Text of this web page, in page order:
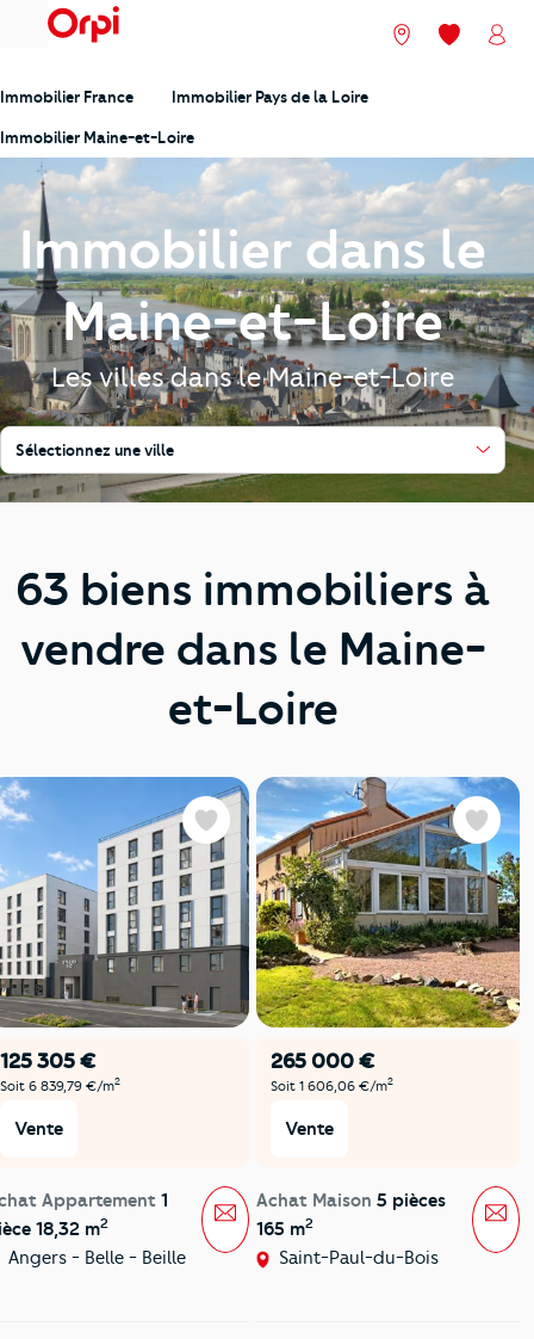
menu Nos agences
Mes
Immobilier France Immobilier Pays de la Loire
Immobilier Maine-et-Loire
Immobilier dans le
Maine-et-Loire
Les villes dans le Maine-et-Loire
Sélectionnez une ville
63 biens immobiliers à
vendre dans le Maine-
et-Loire
125 305 €
Soit 6 839,79 €/m2
Vente
Appartement 1
18,32 m2
Angers - Belle - Beille
Favoris
Message
265 000 €
Soit 1 606,06 €/m2
Vente
Achat Maison 5 pièces
165 m2
Saint-Paul-du-Bois
Favoris